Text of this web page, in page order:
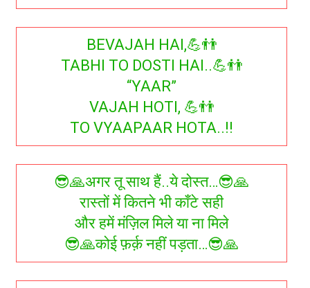
BEVAJAH HAI,💪👬
TABHI TO DOSTI HAI..💪👬
“YAAR”
VAJAH HOTI, 💪👬
TO VYAAPAAR HOTA..!!
😎🙏अगर तू साथ हैं..ये दोस्त…😎🙏
रास्तों में कितने भी काँटे सही
और हमें मंज़िल मिले या ना मिले
😎🙏कोई फ़र्क़ नहीं पड़ता…😎🙏